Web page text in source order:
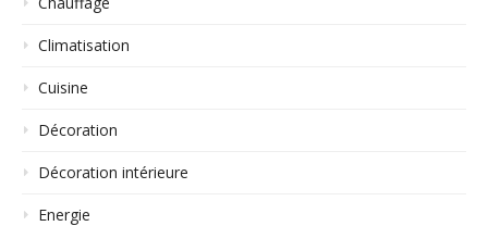
Climatisation
Cuisine
Décoration
Décoration intérieure
Energie